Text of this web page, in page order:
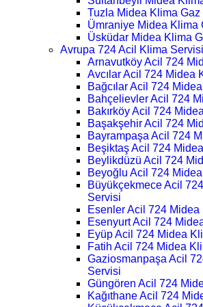
Tuzla Midea Klima Gaz
Ümraniye Midea Klima
Üsküdar Midea Klima
Avrupa 724 Acil Klima Servisi
Arnavutköy Acil 724
Avcılar Acil 724 Midea
Bağcılar Acil 724
Bahçelievler Acil 724
Bakırköy Acil 724
Başakşehir Acil 724
Bayrampaşa Acil 724
Beşiktaş Acil 724
Beylikdüzü Acil 724
Beyoğlu Acil 724
Büyükçekmece Acil
Servisi
Esenler Acil 724
Esenyurt Acil 724
Eyüp Acil 724 Midea
Fatih Acil 724 Midea
Gaziosmanpaşa Acil
Servisi
Güngören Acil 724
Kağıthane Acil 724